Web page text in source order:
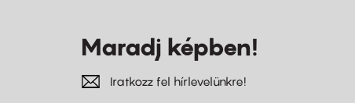
Maradj képben!
Iratkozz fel hírlevelünkre!